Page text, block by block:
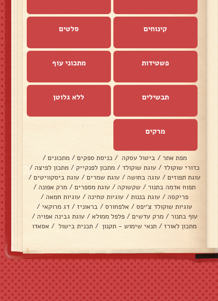
קינוחים סלטים
פשטידות מתכוני עוף
תבשילים ללא גלוטן
מרקים
מפת אתר / ביטול עסקה / כניסת ספקים / מתכונים /
כדורי שוקולד / עוגת שוקולד / מתכון לפנקייק / מתכון לפיצה /
עוגת תפוזים / עוגה בחושה / עוגת שמרים / עוגת ביסקוויטים /
תפוח אדמה בתנור / שקשוקה / עוגת מספרים / מרק אפונה /
פריקסה / עוגת בננות / עוגיות טחינה / עוגיות חמאה /
עוגיות שוקולד צ׳יפס / אלפחורס / בראוניז / דג מרוקאי /
עוף בתנור / מרק עדשים / פלפל ממולא / עוגת גבינה אפויה /
מתכון לאורז / תנאי שימוש - תקנון / תכנית בישול / אסאדו